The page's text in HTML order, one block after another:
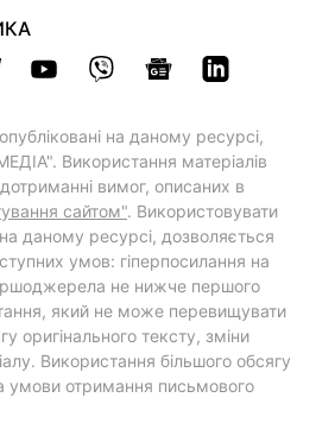
на даному ресурсі,
Використання матеріалів
вимог, описаних в
сайтом". Використовувати
даному ресурсі, дозволяється
умов: гіперпосилання на
не нижче першого
який не може перевищувати
оригінального тексту, зміни
Використання більшого обсягу
умови отримання письмового